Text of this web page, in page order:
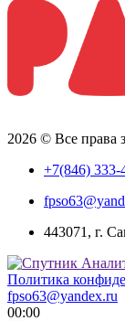
2026 © Все права
+7(846) 333-
443071, г.
Политика
fpso63@yandex.ru
00:00